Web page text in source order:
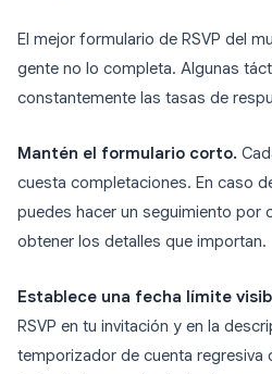
El mejor formulario de RSVP del
gente no lo completa. Algunas
constantemente las tasas de
Mantén el formulario corto.
cuesta completaciones. En caso
puedes hacer un seguimiento por
obtener los detalles que importan.
Establece una fecha límite
RSVP en tu invitación y en la
temporizador de cuenta regresiva